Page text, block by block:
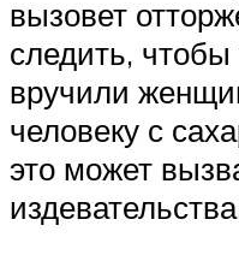
вызовет
следить,
вручили
человеку с
это может